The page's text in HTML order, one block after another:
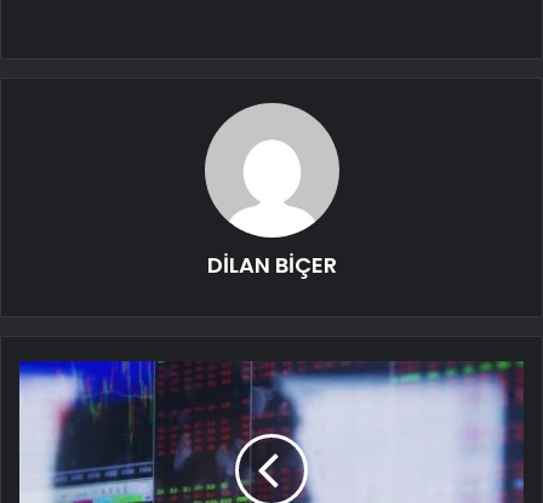
DİLAN BİÇER